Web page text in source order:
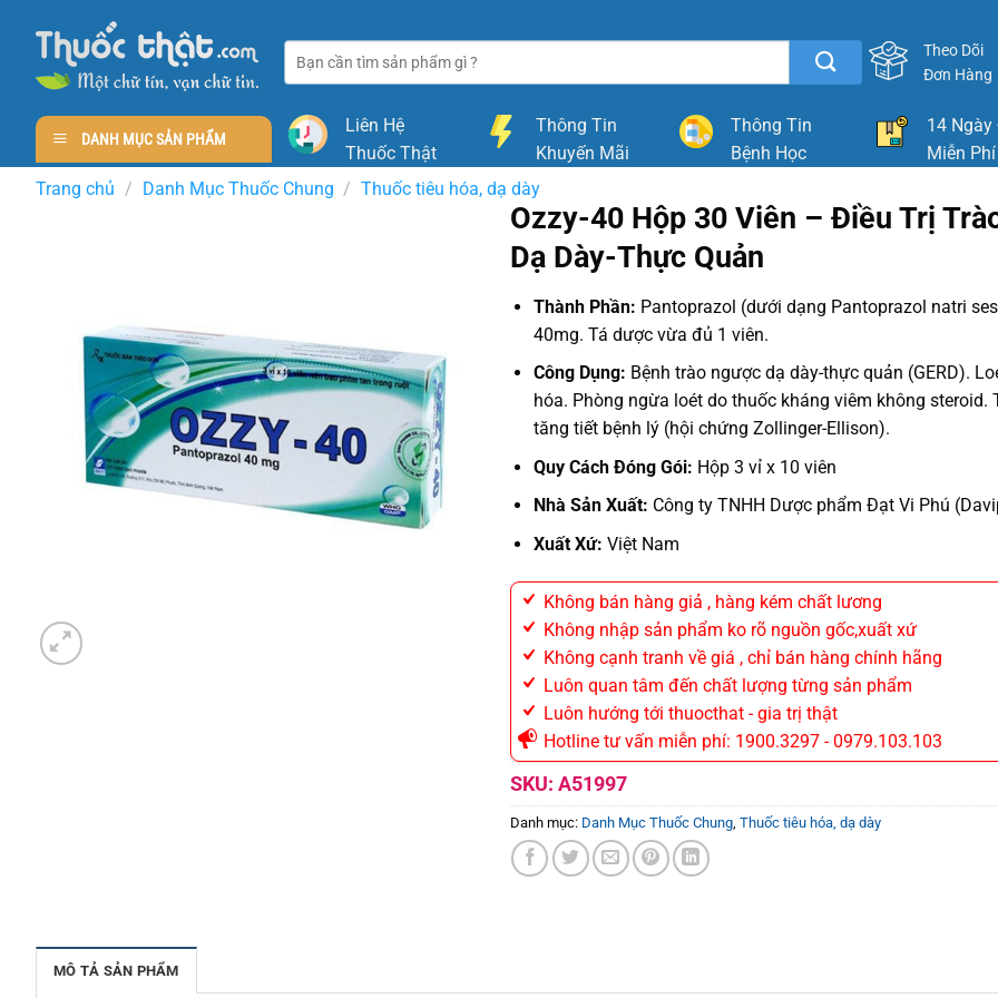
content
kiếm:
Theo Dõi
Đơn Hàng
DANH MỤC SẢN PHẨM
Liên Hệ
Thuốc Thật
Thông Tin
Khuyến Mãi
Thông Tin
Bệnh Học
14 Ngày
Miễn
Trang chủ / Danh Mục Thuốc Chung / Thuốc tiêu hóa, dạ dày
Ozzy-40 Hộp 30 Viên – Điều Trị
Dạ Dày-Thực Quản
Thành Phần: Pantoprazol (dưới dạng Pantoprazol natri
40mg. Tá dược vừa đủ 1 viên.
Công Dụng: Bệnh trào ngược dạ dày-thực quản (GERD).
hóa. Phòng ngừa loét do thuốc kháng viêm không steroid.
tăng tiết bệnh lý (hội chứng Zollinger-Ellison).
Quy Cách Đóng Gói: Hộp 3 vỉ x 10 viên
Nhà Sản Xuất: Công ty TNHH Dược phẩm Đạt Vi Phú
Xuất Xứ: Việt Nam
Không bán hàng giả , hàng kém chất lương
Không nhập sản phẩm ko rõ nguồn gốc,xuất xứ
Không cạnh tranh về giá , chỉ bán hàng chính hãng
Luôn quan tâm đến chất lượng từng sản phẩm
Luôn hướng tới thuocthat - gia trị thật
Hotline tư vấn miễn phí: 1900.3297 - 0979.103.103
SKU: A51997
Danh mục: Danh Mục Thuốc Chung, Thuốc tiêu hóa, dạ dày
MÔ TẢ SẢN PHẨM